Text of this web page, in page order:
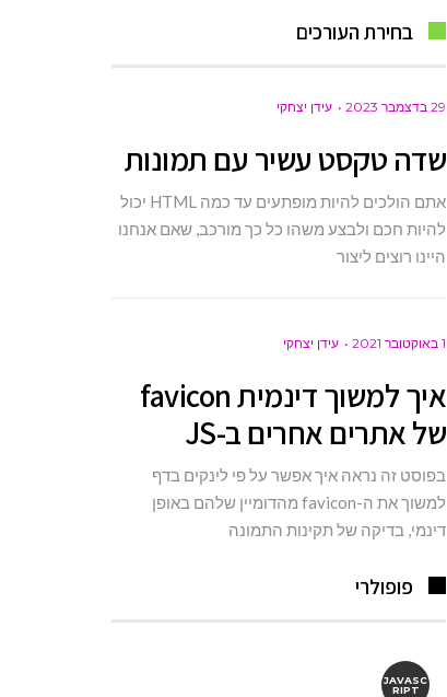
בחירת העורכים
29 בדצמבר 2023 עידן יצחקי
שדה טקסט עשיר עם תמונות
אתם הולכים להיות מופתעים עד כמה HTML יכול
להיות חכם ולבצע משהו כל כך מורכב, שאם אנחנו
היינו רוצים ליצור
1 באוקטובר 2021 עידן יצחקי
איך למשוך דינמית favicon
של אתרים אחרים ב-JS
בפוסט זה נראה איך אפשר על פי לינקים בדף
למשוך את ה-favicon מהדומיין שלהם באופן
דינמי, בדיקה של תקינות התמונה
פופולרי
JAVASC
RIPT